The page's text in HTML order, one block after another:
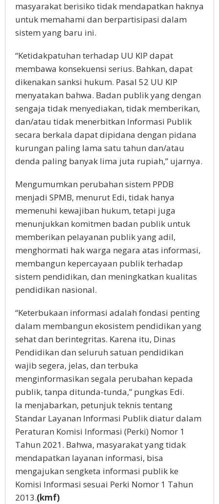
masyarakat berisiko tidak mendapatkan haknya
untuk memahami dan berpartisipasi dalam
sistem yang baru ini.
“Ketidakpatuhan terhadap UU KIP dapat
membawa konsekuensi serius. Bahkan, dapat
dikenakan sanksi hukum. Pasal 52 UU KIP
menyatakan bahwa. Badan publik yang dengan
sengaja tidak menyediakan, tidak memberikan,
dan/atau tidak menerbitkan Informasi Publik
secara berkala dapat dipidana dengan pidana
kurungan paling lama satu tahun dan/atau
denda paling banyak lima juta rupiah,” ujarnya.
Mengumumkan perubahan sistem PPDB
menjadi SPMB, menurut Edi, tidak hanya
memenuhi kewajiban hukum, tetapi juga
menunjukkan komitmen badan publik untuk
memberikan pelayanan publik yang adil,
menghormati hak warga negara atas informasi,
membangun kepercayaan publik terhadap
sistem pendidikan, dan meningkatkan kualitas
pendidikan nasional.
“Keterbukaan informasi adalah fondasi penting
dalam membangun ekosistem pendidikan yang
sehat dan berintegritas. Karena itu, Dinas
Pendidikan dan seluruh satuan pendidikan
wajib segera, jelas, dan terbuka
menginformasikan segala perubahan kepada
publik, tanpa ditunda-tunda,” pungkas Edi.
Ia menjabarkan, petunjuk teknis tentang
Standar Layanan Informasi Publik diatur dalam
Peraturan Komisi Informasi (Perki) Nomor 1
Tahun 2021. Bahwa, masyarakat yang tidak
mendapatkan layanan informasi, bisa
mengajukan sengketa informasi publik ke
Komisi Informasi sesuai Perki Nomor 1 Tahun
2013.(kmf)